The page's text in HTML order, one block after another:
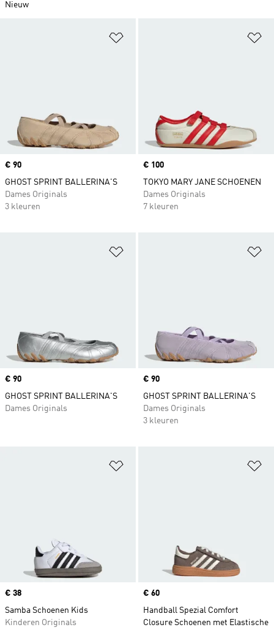
Nieuw
Price
€ 90
GHOST SPRINT BALLERINA'S
Dames Originals
3 kleuren
Price
€ 100
TOKYO MARY JANE SCHOENEN
Dames Originals
7 kleuren
Price
€ 90
GHOST SPRINT BALLERINA'S
Dames Originals
Price
€ 90
GHOST SPRINT BALLERINA'S
Dames Originals
3 kleuren
Price
€ 38
Samba Schoenen Kids
Kinderen Originals
Price
€ 60
Handball Spezial Comfort
Closure Schoenen met Elastische